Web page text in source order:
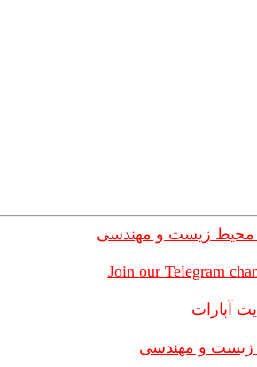
محیط زیست و مهندسی
Join our Telegram
آپارات
زیست و مهندسی